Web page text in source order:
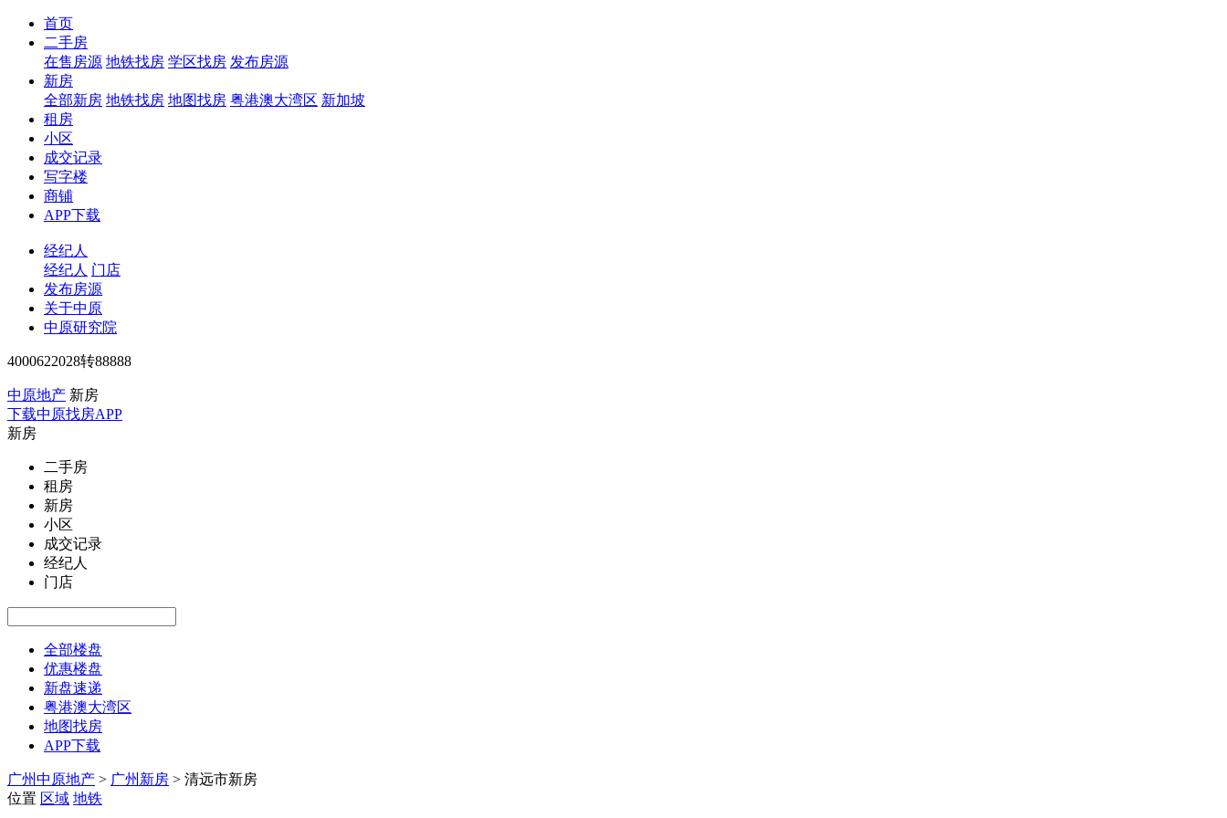
首页
二手房
在售房源 地铁找房 学区找房 发布房源
新房
全部新房 地铁找房 地图找房 粤港澳大湾区 新加坡
租房
小区
成交记录
写字楼
商铺
APP下载
经纪人
经纪人 门店
发布房源
关于中原
中原研究院
4000622028转88888
中原地产 新房
下载中原找房APP
新房
二手房
租房
新房
小区
成交记录
经纪人
门店
全部楼盘
优惠楼盘
新盘速递
粤港澳大湾区
地图找房
APP下载
广州中原地产 > 广州新房 > 清远市新房
位置 区域 地铁